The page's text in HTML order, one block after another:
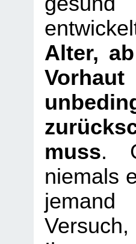
Alter,
muss.
niemals
jemand